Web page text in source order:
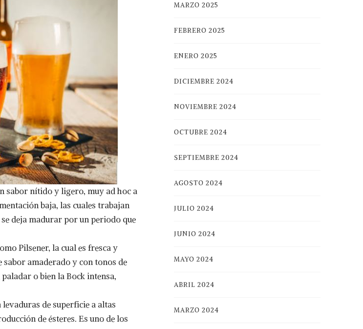
sabor nítido y ligero, muy ad hoc a
baja, las cuales trabajan
deja madurar por un periodo que
Pilsener, la cual es fresca y
amaderado y con tonos de
o bien la Bock intensa,
de superficie a altas
de ésteres. Es uno de los
MARZO 2025
FEBRERO 2025
ENERO 2025
DICIEMBRE 2024
NOVIEMBRE 2024
OCTUBRE 2024
SEPTIEMBRE 2024
AGOSTO 2024
JULIO 2024
JUNIO 2024
MAYO 2024
ABRIL 2024
MARZO 2024